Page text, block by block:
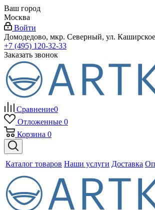
Ваш город
Москва
Войти
Домодедово, мкр. Северный, ул.
+7 (495) 120-32-33
Заказать звонок
Сравнение0
Отложенные 0
Корзина 0
Каталог товаров Наши услуги Доставка